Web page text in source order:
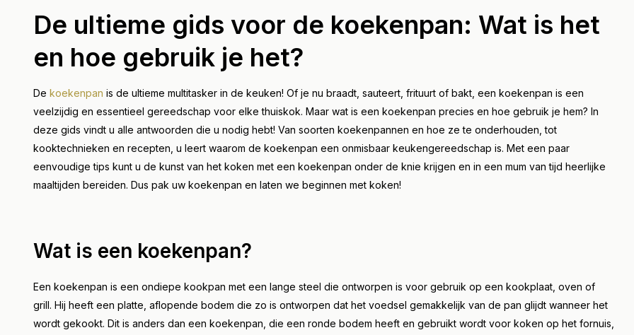
De ultieme gids voor de koekenpan: Wat is het
en hoe gebruik je het?
De koekenpan is de ultieme multitasker in de keuken! Of je nu braadt, sauteert, frituurt of bakt, een koekenpan is een
veelzijdig en essentieel gereedschap voor elke thuiskok. Maar wat is een koekenpan precies en hoe gebruik je hem? In
deze gids vindt u alle antwoorden die u nodig hebt! Van soorten koekenpannen en hoe ze te onderhouden, tot
kooktechnieken en recepten, u leert waarom de koekenpan een onmisbaar keukengereedschap is. Met een paar
eenvoudige tips kunt u de kunst van het koken met een koekenpan onder de knie krijgen en in een mum van tijd heerlijke
maaltijden bereiden. Dus pak uw koekenpan en laten we beginnen met koken!
Wat is een koekenpan?
Een koekenpan is een ondiepe kookpan met een lange steel die ontworpen is voor gebruik op een kookplaat, oven of
grill. Hij heeft een platte, aflopende bodem die zo is ontworpen dat het voedsel gemakkelijk van de pan glijdt wanneer het
wordt gekookt. Dit is anders dan een koekenpan, die een ronde bodem heeft en gebruikt wordt voor koken op het fornuis,
onder druk: Hoe u uw
snelkookpan onder
de knie krijgt en
indruk maakt op uw
gasten".
weten over
pannen: Een gids
de perfecte
Lees meer